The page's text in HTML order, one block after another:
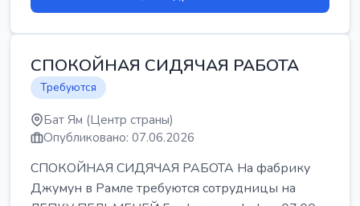
СПОКОЙНАЯ СИДЯЧАЯ РАБОТА
Требуются
Бат Ям (Центр страны)
Опубликовано: 07.06.2026
СПОКОЙНАЯ СИДЯЧАЯ РАБОТА На фабрику
Джумун в Рамле требуются сотрудницы на